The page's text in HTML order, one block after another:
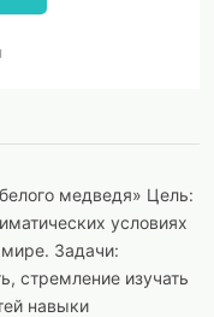
медведя» Цель:
условиях
Задачи:
стремление изучать
навыки